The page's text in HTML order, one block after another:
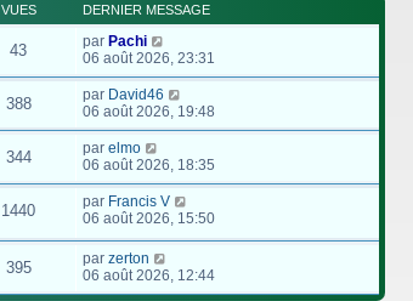
VUES DERNIER MESSAGE
43 par Pachi
06 août 2026, 23:31
388 par David46
06 août 2026, 19:48
344 par elmo
06 août 2026, 18:35
1440 par Francis V
06 août 2026, 15:50
395 par zerton
06 août 2026, 12:44